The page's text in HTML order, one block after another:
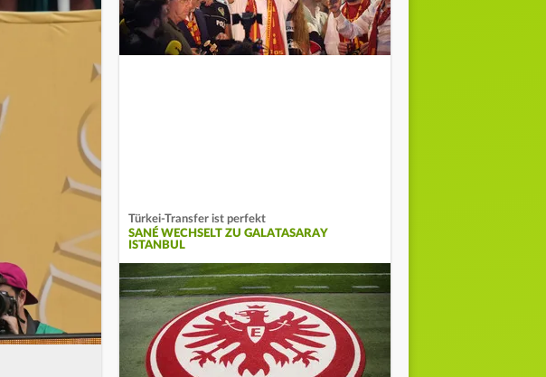
Türkei-Transfer ist perfekt
SANÉ WECHSELT ZU GALATASARAY
ISTANBUL